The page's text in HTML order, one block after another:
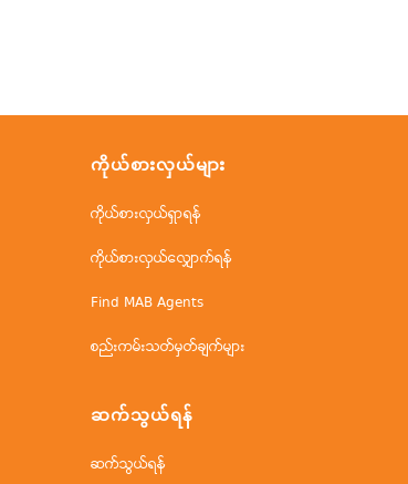
ကိုယ်စားလှယ်များ
ကိုယ်စားလှယ်ရှာရန်
ကိုယ်စားလှယ်လျှောက်ရန်
Find MAB Agents
စည်းကမ်းသတ်မှတ်ချက်များ
ဆက်သွယ်ရန်
ဆက်သွယ်ရန်